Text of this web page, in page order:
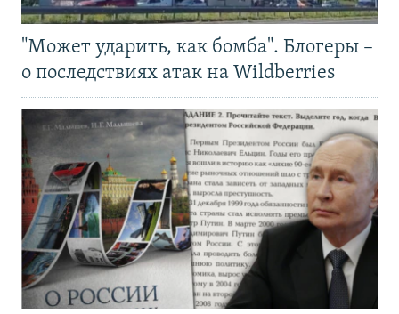
"Может ударить, как бомба". Блогеры –
о последствиях атак на Wildberries